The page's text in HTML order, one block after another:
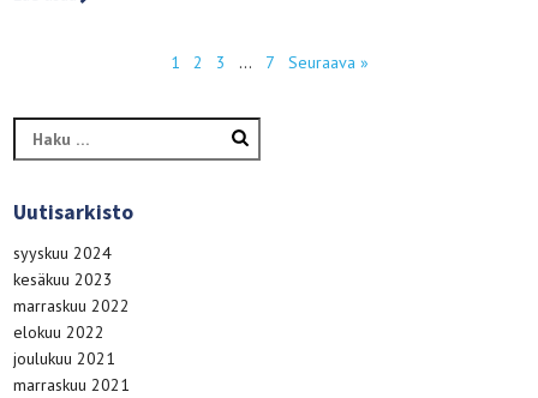
1 2 3 … 7 Seuraava »
Haku:
Uutisarkisto
syyskuu 2024
kesäkuu 2023
marraskuu 2022
elokuu 2022
joulukuu 2021
marraskuu 2021